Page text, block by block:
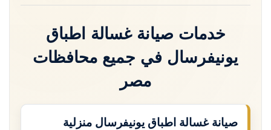
خدمات صيانة غسالة اطباق
يونيفرسال في جميع محافظات
مصر
صيانة غسالة اطباق يونيفرسال منزلية